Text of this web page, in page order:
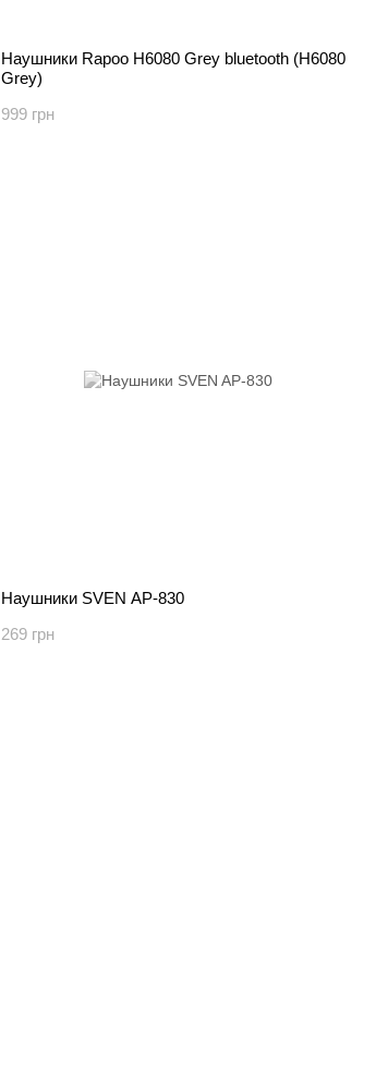
Наушники Rapoo H6080 Grey bluetooth (H6080
Grey)
999 грн
Наушники SVEN AP-830
269 грн